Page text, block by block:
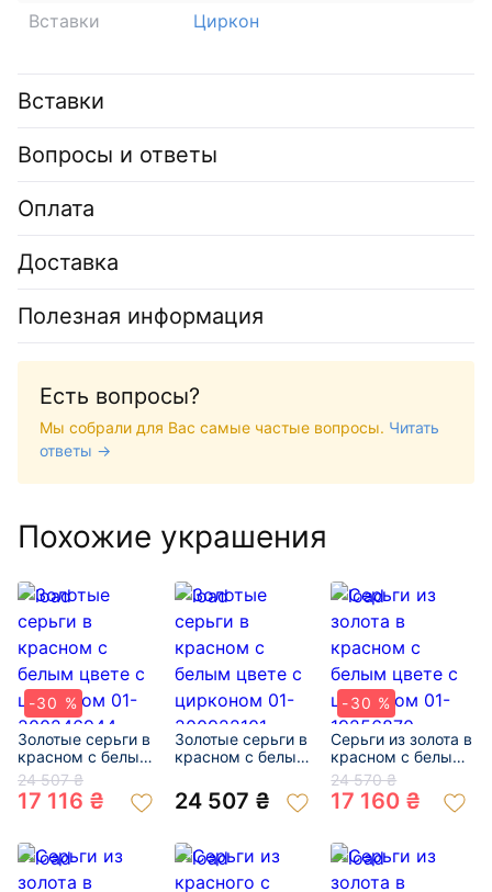
Вставки
Циркон
Вставки
Вопросы и ответы
Оплата
Доставка
Полезная информация
Есть вопросы?
Мы собрали для Вас самые частые вопросы. Читать
ответы →
Похожие украшения
-30 %
Золотые серьги в
красном с белым
цвете с цирконом
01-200246944
24 507 ₴
17 116 ₴
Золотые серьги в
красном с белым
01-200922101
24 507 ₴
-30 %
Серьги из золота в
красном с белым
цвете с цирконом
01-19256870
24 570 ₴
17 160 ₴